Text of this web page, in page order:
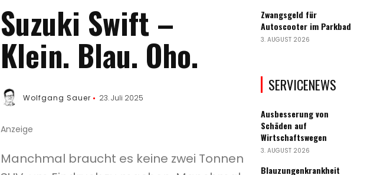
Suzuki Swift –
Klein. Blau. Oho.
Wolfgang Sauer 23. Juli 2025
Anzeige
Manchmal braucht es keine zwei Tonnen
Zwangsgeld für
Autoscooter im Parkbad
3. AUGUST 2026
SERVICENEWS
Ausbesserung von
Schäden auf
Wirtschaftswegen
3. AUGUST 2026
Blauzungenkrankheit